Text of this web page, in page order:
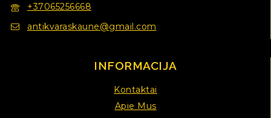
+37065256668
antikvaraskaune@gmail.com
INFORMACIJA
Kontaktai
Apie Mus